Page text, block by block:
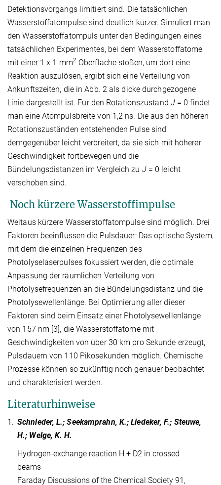
Detektionsvorgangs limitiert sind. Die tatsächlichen
Wasserstoffatompulse sind deutlich kürzer. Simuliert man
den Wasserstoffatompuls unter den Bedingungen eines
tatsächlichen Experimentes, bei dem Wasserstoffatome
mit einer 1 x 1 mm2Oberfläche stoßen, um dort eine
Reaktion auszulösen, ergibt sich eine Verteilung von
Ankunftszeiten, die in Abb. 2 als dicke durchgezogene
Linie dargestellt ist. Für den Rotationszustand J= 0 findet
man eine Atompulsbreite von 1,2 ns. Die aus den höheren
Rotationszuständen entstehenden Pulse sind
demgegenüber leicht verbreitert, da sie sich mit höherer
Geschwindigkeit fortbewegen und die
Bündelungsdistanzen im Vergleich zu J= 0 leicht
verschoben sind.
Noch kürzere Wasserstoffimpulse
Weitaus kürzere Wasserstoffatompulse sind möglich. Drei
Faktoren beeinflussen die Pulsdauer: Das optische System,
mit dem die einzelnen Frequenzen des
Photolyselaserpulses fokussiert werden, die optimale
Anpassung der räumlichen Verteilung von
Photolysefrequenzen an die Bündelungsdistanz und die
Photolysewellenlänge. Bei Optimierung aller dieser
Faktoren sind beim Einsatz einer Photolysewellenlänge
von 157 nm [3], die Wasserstoffatome mit
Geschwindigkeiten von über 30 km pro Sekunde erzeugt,
Pulsdauern von 110 Pikosekunden möglich. Chemische
Prozesse können so zukünftig noch genauer beobachtet
und charakterisiert werden.
Literaturhinweise
1. Schnieder, L.; Seekamprahn, K.; Liedeker, F.; Steuwe,
H.; Welge, K. H.
Hydrogen-exchange reaction H + D2 in crossed
beams
Faraday Discussions of the Chemical Society 91,